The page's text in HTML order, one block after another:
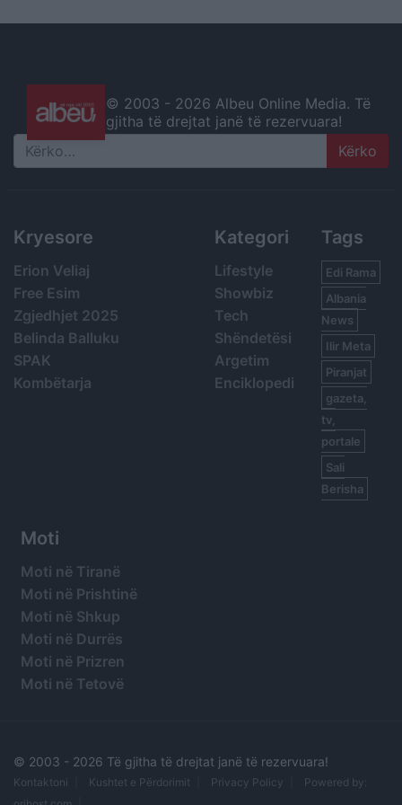
© 2003 - 2026 Albeu Online Media. Të
gjitha të drejtat janë të rezervuara!
Search
Kryesore
Erion Veliaj
Free Esim
Zgjedhjet 2025
Belinda Balluku
SPAK
Kombëtarja
Kategori
Lifestyle
Showbiz
Tech
Shëndetësi
Argetim
Enciklopedi
Tags
Edi Rama
Albania
News
Ilir Meta
Piranjat
gazeta,
tv,
portale
Sali
Berisha
Moti
Moti në Tiranë
Moti në Prishtinë
Moti në Shkup
Moti në Durrës
Moti në Prizren
Moti në Tetovë
© 2003 - 2026 Të gjitha të drejtat janë të rezervuara!
Kontaktoni Kushtet e Përdorimit Privacy Policy
Powered by: